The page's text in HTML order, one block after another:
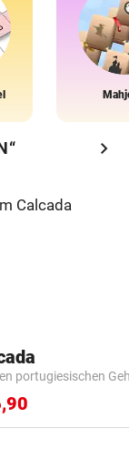
chevron_right
portugiesischen